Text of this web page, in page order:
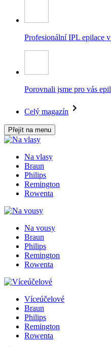
Profesionální IPL epilace
Porovnali jsme pro vás
Celý magazín
Přejít na menu
Na vlasy
Braun
Philips
Remington
Rowenta
Na vousy
Braun
Philips
Remington
Rowenta
Víceúčelové
Braun
Philips
Remington
Rowenta